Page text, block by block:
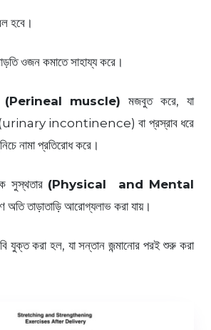
হবে।
ওজন কমাতে সাহায্য করে।
(Perineal muscle) মজবুত করে, যা
(urinary incontinence) বা প্রস্রাব ধরে
নামা প্রতিরোধ করে।
সুস্থতার (Physical and Mental
অতি তাড়াতাড়ি আরোগ্যলাভ করা যায়।
যুক্ত করা হল, যা সন্তান জন্মানোর পরই শুরু করা